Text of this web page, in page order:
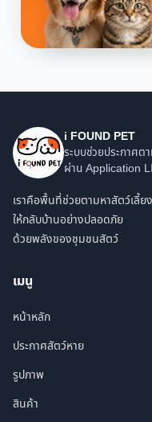
i FOUND PET
ระบบช่วยประกาศต
ผ่าน Application
เราคือพื้นที่ช่วยตามหาสัตว์เลี้ย
ให้กลับบ้านอย่างปลอดภัย
ด้วยพลังของชุมชนสัตว์
เมนู
หน้าหลัก
ประกาศสัตว์หาย
รูปภาพ
สินค้า